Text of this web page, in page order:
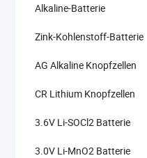
Alkaline-Batterie
Zink-Kohlenstoff-Batterie
AG Alkaline Knopfzellen
CR Lithium Knopfzellen
3.6V Li-SOCl2 Batterie
3.0V Li-MnO2 Batterie